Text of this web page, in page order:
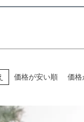
価格が安い順 価格